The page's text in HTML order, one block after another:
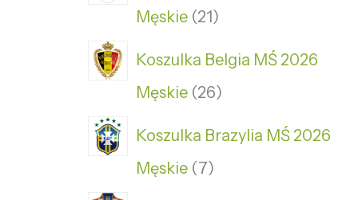
Męskie 21
Koszulka Belgia MŚ 2026
Męskie 26
Koszulka Brazylia MŚ 2026
Męskie 7